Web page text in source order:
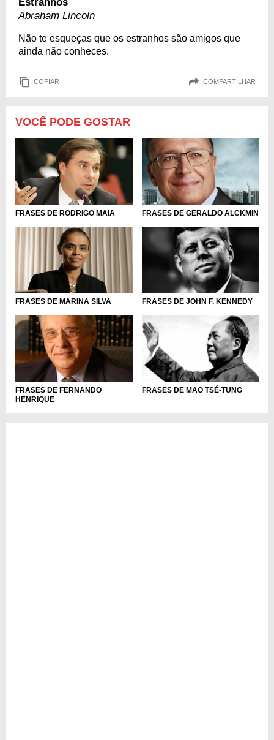
Abraham Lincoln
Não te esqueças que os estranhos são amigos que
ainda não conheces.
COPIAR COMPARTILHAR
VOCÊ PODE GOSTAR
FRASES DE RODRIGO MAIA FRASES DE GERALDO ALCKMIN
FRASES DE MARINA SILVA FRASES DE JOHN F. KENNEDY
FRASES DE FERNANDO
HENRIQUE
FRASES DE MAO TSÉ-TUNG